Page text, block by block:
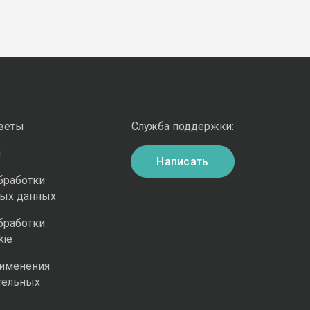
данных
Служба поддержки:
Написать